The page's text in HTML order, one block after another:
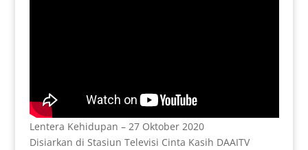
Lentera Kehidupan – 27 Oktober 2020
Disiarkan di Stasiun Televisi Cinta Kasih DAAITV